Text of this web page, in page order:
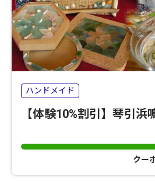
ハンドメイド
【体験10%割引】琴引浜
クー